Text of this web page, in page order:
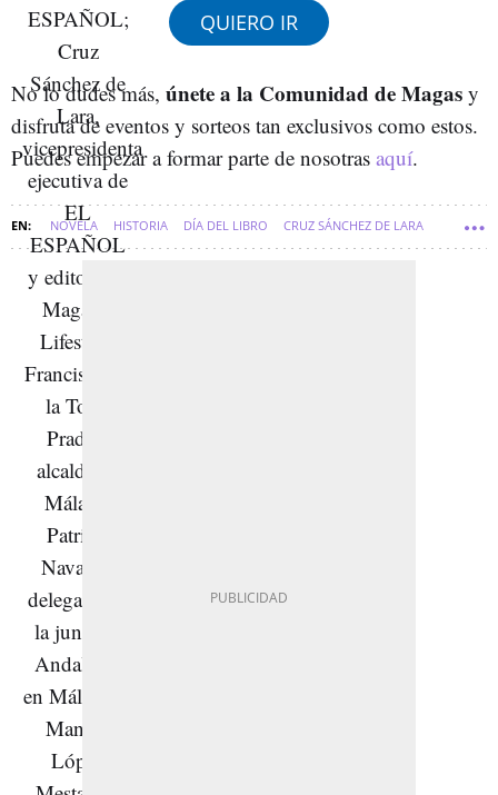
QUIERO IR
No lo dudes más, únete a la Comunidad de Magas y
disfruta de eventos y sorteos tan exclusivos como estos.
Puedes empezar a formar parte de nosotras aquí.
NOVELA HISTORIA DÍA DEL LIBRO CRUZ SÁNCHEZ DE LARA